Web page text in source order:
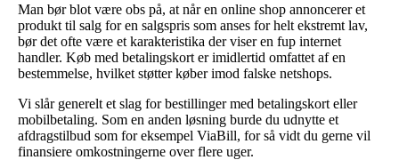
Man bør blot være obs på, at når en online shop annoncerer et
produkt til salg for en salgspris som anses for helt ekstremt lav,
bør det ofte være et karakteristika der viser en fup internet
handler. Køb med betalingskort er imidlertid omfattet af en
bestemmelse, hvilket støtter køber imod falske netshops.
Vi slår generelt et slag for bestillinger med betalingskort eller
mobilbetaling. Som en anden løsning burde du udnytte et
afdragstilbud som for eksempel ViaBill, for så vidt du gerne vil
finansiere omkostningerne over flere uger.